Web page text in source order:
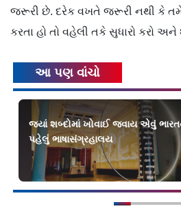
જરૂરી છે. દરેક વખતે જરૂરી નથી કે
કરતા હો તો વહેલી તકે સુધારો કરો અને
આ પણ વાંચો
જ્યાં શબ્દોમાં ખોવાઈ જવાય એવું ભારતનું
પહેલું ભાષાસંગ્રહાલય